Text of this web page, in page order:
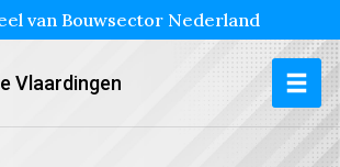
van Bouwsector Nederland
Vlaardingen